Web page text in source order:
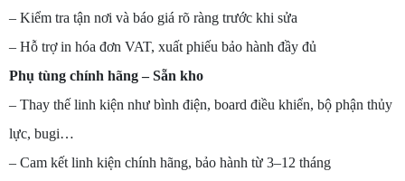
– Kiểm tra tận nơi và báo giá rõ ràng trước khi sửa
– Hỗ trợ in hóa đơn VAT, xuất phiếu bảo hành đầy đủ
Phụ tùng chính hãng – Sẵn kho
– Thay thế linh kiện như bình điện, board điều khiển, bộ phận thủy
lực, bugi…
– Cam kết linh kiện chính hãng, bảo hành từ 3–12 tháng